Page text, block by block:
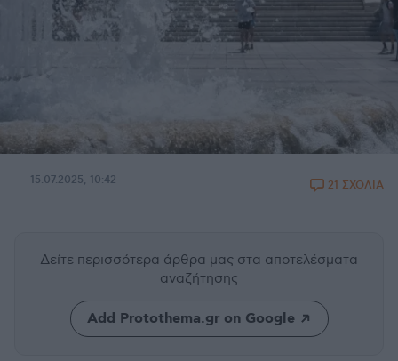
15.07.2025, 10:42 21 ΣΧΟΛΙΑ
Δείτε περισσότερα άρθρα μας στα αποτελέσματα
αναζήτησης
Add Protothema.gr on Google